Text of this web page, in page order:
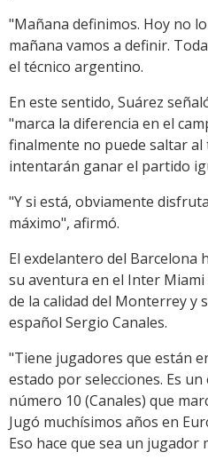
"Mañana definimos. Hoy no
mañana vamos a definir.
el técnico argentino.
En este sentido, Suárez
"marca la diferencia en el
finalmente no puede saltar
intentarán ganar el partido
"Y si está, obviamente
máximo", afirmó.
El exdelantero del Barcelona
su aventura en el Inter
de la calidad del Monterrey y
español Sergio Canales.
"Tiene jugadores que están
estado por selecciones. Es
número 10 (Canales) que
Jugó muchísimos años en
Eso hace que sea un jugador